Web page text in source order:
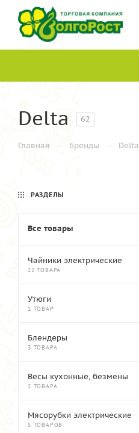
Delta 62
Главная — Бренды — Delta
РАЗДЕЛЫ
Все товары
Чайники электрические
22 ТОВАРА
Утюги
1 ТОВАР
Блендеры
3 ТОВАРА
Весы кухонные, безмены
2 ТОВАРА
Мясорубки электрические
5 ТОВАРОВ